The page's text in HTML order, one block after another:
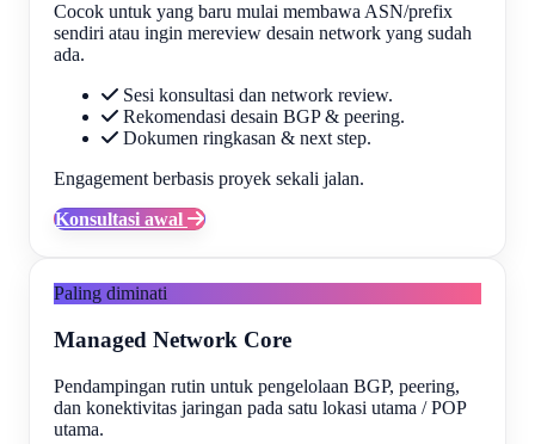
Cocok untuk yang baru mulai membawa ASN/prefix
sendiri atau ingin mereview desain network yang sudah
ada.
Sesi konsultasi dan network review.
Rekomendasi desain BGP & peering.
Dokumen ringkasan & next step.
Engagement berbasis proyek sekali jalan.
Konsultasi awal
Paling diminati
Managed Network Core
Pendampingan rutin untuk pengelolaan BGP, peering,
dan konektivitas jaringan pada satu lokasi utama / POP
utama.